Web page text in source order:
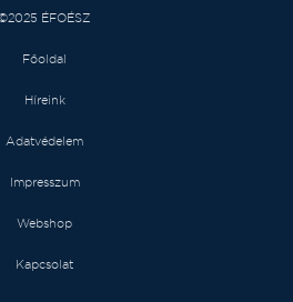
ÉFOÉSZ
Főoldal
Híreink
Adatvédelem
Impresszum
Webshop
Kapcsolat